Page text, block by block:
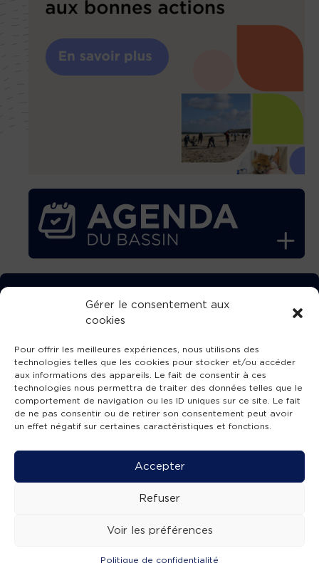
Gérer le consentement aux
cookies
Pour offrir les meilleures expériences, nous utilisons des
technologies telles que les cookies pour stocker et/ou accéder
aux informations des appareils. Le fait de consentir à ces
technologies nous permettra de traiter des données telles que le
comportement de navigation ou les ID uniques sur ce site. Le fait
de ne pas consentir ou de retirer son consentement peut avoir
un effet négatif sur certaines caractéristiques et fonctions.
Accepter
Refuser
Voir les préférences
Politique de confidentialité
ÉMISSIONS AGENDA
TÉLÉCHARGEZ GRATUITEMENT
L’APPLICATION TVBA !
SUIVEZ-NOUS !
Mentions légales -Accessibilité